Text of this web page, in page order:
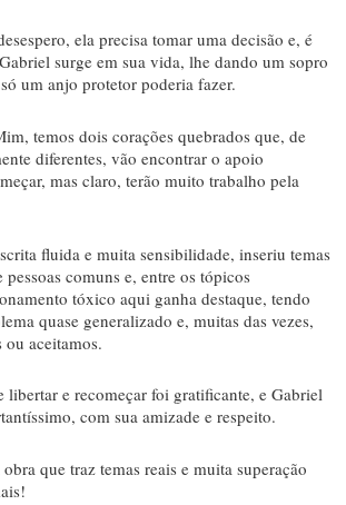
ela precisa tomar uma decisão e, é
surge em sua vida, lhe dando um sopro
um anjo protetor poderia fazer.
temos dois corações quebrados que, de
diferentes, vão encontrar o apoio
mas claro, terão muito trabalho pela
fluida e muita sensibilidade, inseriu temas
comuns e, entre os tópicos
tóxico aqui ganha destaque, tendo
quase generalizado e, muitas das vezes,
ou aceitamos.
libertar e recomeçar foi gratificante, e Gabriel
com sua amizade e respeito.
que traz temas reais e muita superação